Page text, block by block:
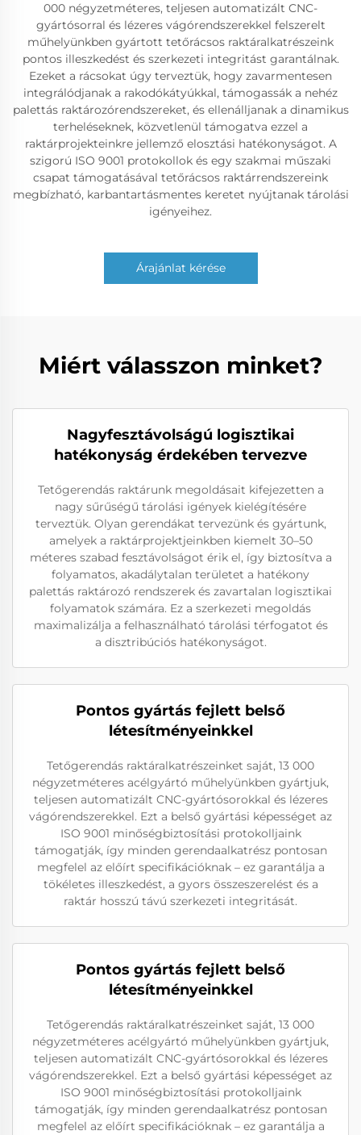
000 négyzetméteres, teljesen automatizált CNC-
gyártósorral és lézeres vágórendszerekkel felszerelt
műhelyünkben gyártott tetőrácsos raktáralkatrészeink
pontos illeszkedést és szerkezeti integritást garantálnak.
Ezeket a rácsokat úgy terveztük, hogy zavarmentesen
integrálódjanak a rakodókátyúkkal, támogassák a nehéz
palettás raktározórendszereket, és ellenálljanak a dinamikus
terheléseknek, közvetlenül támogatva ezzel a
raktárprojekteinkre jellemző elosztási hatékonyságot. A
szigorú ISO 9001 protokollok és egy szakmai műszaki
csapat támogatásával tetőrácsos raktárrendszereink
megbízható, karbantartásmentes keretet nyújtanak tárolási
igényeihez.
Árajánlat kérése
Miért válasszon minket?
Nagyfesztávolságú logisztikai
hatékonyság érdekében tervezve
Tetőgerendás raktárunk megoldásait kifejezetten a
nagy sűrűségű tárolási igények kielégítésére
terveztük. Olyan gerendákat tervezünk és gyártunk,
amelyek a raktárprojektjeinkben kiemelt 30–50
méteres szabad fesztávolságot érik el, így biztosítva a
folyamatos, akadálytalan területet a hatékony
palettás raktározó rendszerek és zavartalan logisztikai
folyamatok számára. Ez a szerkezeti megoldás
maximalizálja a felhasználható tárolási térfogatot és
a disztribúciós hatékonyságot.
Pontos gyártás fejlett belső
létesítményeinkkel
Tetőgerendás raktáralkatrészeinket saját, 13 000
négyzetméteres acélgyártó műhelyünkben gyártjuk,
teljesen automatizált CNC-gyártósorokkal és lézeres
vágórendszerekkel. Ezt a belső gyártási képességet az
ISO 9001 minőségbiztosítási protokolljaink
támogatják, így minden gerendaalkatrész pontosan
megfelel az előírt specifikációknak – ez garantálja a
tökéletes illeszkedést, a gyors összeszerelést és a
raktár hosszú távú szerkezeti integritását.
Pontos gyártás fejlett belső
létesítményeinkkel
Tetőgerendás raktáralkatrészeinket saját, 13 000
négyzetméteres acélgyártó műhelyünkben gyártjuk,
teljesen automatizált CNC-gyártósorokkal és lézeres
vágórendszerekkel. Ezt a belső gyártási képességet az
ISO 9001 minőségbiztosítási protokolljaink
támogatják, így minden gerendaalkatrész pontosan
megfelel az előírt specifikációknak – ez garantálja a